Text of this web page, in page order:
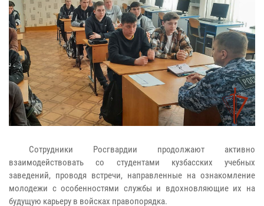
Сотрудники Росгвардии продолжают активно
взаимодействовать со студентами кузбасских учебных
заведений, проводя встречи, направленные на ознакомление
молодежи с особенностями службы и вдохновляющие их на
будущую карьеру в войсках правопорядка.